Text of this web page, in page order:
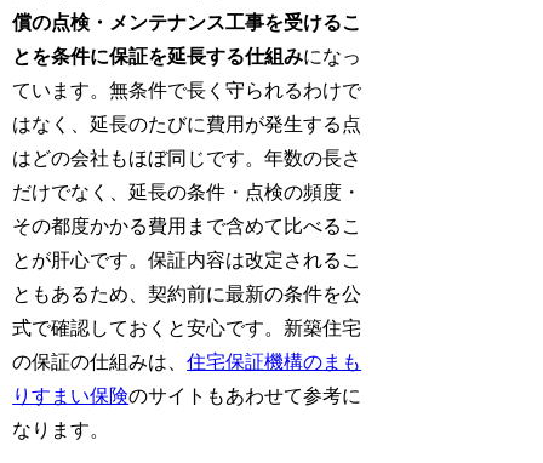
償の点検・メンテナンス工事を受けるこ
とを条件に保証を延長する仕組みになっ
ています。無条件で長く守られるわけで
はなく、延長のたびに費用が発生する点
はどの会社もほぼ同じです。年数の長さ
だけでなく、延長の条件・点検の頻度・
その都度かかる費用まで含めて比べるこ
とが肝心です。保証内容は改定されるこ
ともあるため、契約前に最新の条件を公
式で確認しておくと安心です。新築住宅
の保証の仕組みは、住宅保証機構のまも
りすまい保険のサイトもあわせて参考に
なります。